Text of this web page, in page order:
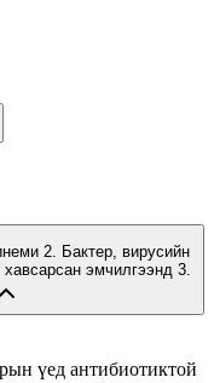
2. Бактер, вирусийн
эмчилгээнд 3.
үед антибиотиктой